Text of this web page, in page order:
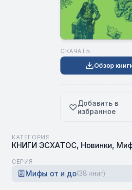
СКАЧАТЬ
Обзор
Добавить в
избранное
КАТЕГОРИЯ
КНИГИ ЭСХАТОС, Новинки,
СЕРИЯ
Мифы от и до(38 книг)